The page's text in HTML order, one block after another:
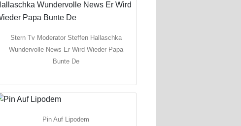
Stern Tv Moderator Steffen Hallaschka
Wundervolle News Er Wird Wieder Papa
Bunte De
Pin Auf Lipodem